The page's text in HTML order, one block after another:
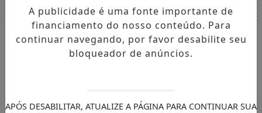
NOTÍCIAS GERAL
Palmas sediou a 72ª edição da Fase
A publicidade é uma fonte importante de
financiamento do nosso conteúdo. Para
continuar navegando, por favor desabilite seu
bloqueador de anúncios.
APÓS DESABILITAR, ATUALIZE A PÁGINA PARA CONTINUAR SUA